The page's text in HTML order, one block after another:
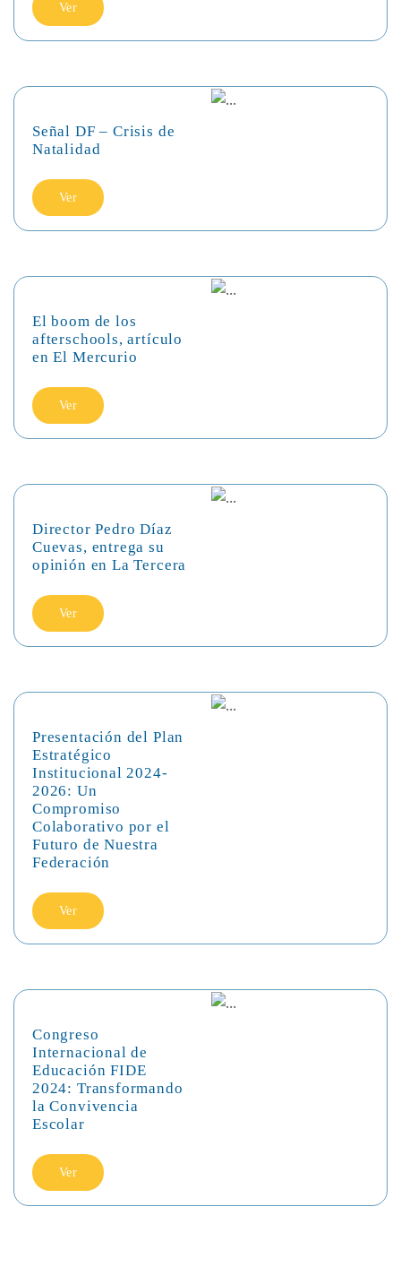
Ver
Señal DF – Crisis de
Natalidad
Ver
El boom de los
afterschools, artículo
en El Mercurio
Ver
Director Pedro Díaz
Cuevas, entrega su
opinión en La Tercera
Ver
Presentación del Plan
Estratégico
Institucional 2024-
2026: Un
Compromiso
Colaborativo por el
Futuro de Nuestra
Federación
Ver
Congreso
Internacional de
Educación FIDE
2024: Transformando
la Convivencia
Escolar
Ver